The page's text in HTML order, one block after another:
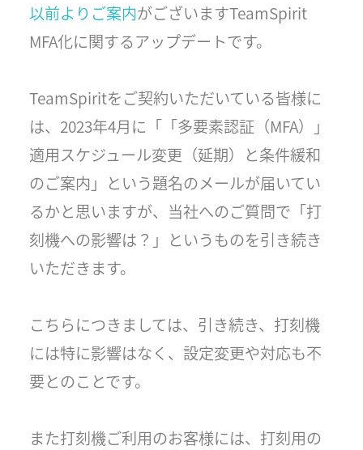
以前よりご案内がございますTeamSpirit
MFA化に関するアップデートです。
TeamSpiritをご契約いただいている皆様に
は、2023年4月に「「多要素認証（MFA）」
適用スケジュール変更（延期）と条件緩和
のご案内」という題名のメールが届いてい
るかと思いますが、当社へのご質問で「打
刻機への影響は？」というものを引き続き
いただきます。
こちらにつきましては、引き続き、打刻機
には特に影響はなく、設定変更や対応も不
要とのことです。
また打刻機ご利用のお客様には、打刻用の